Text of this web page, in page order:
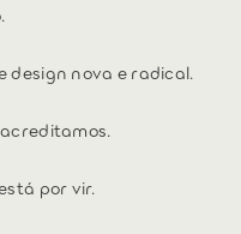
design nova e radical.
por vir.